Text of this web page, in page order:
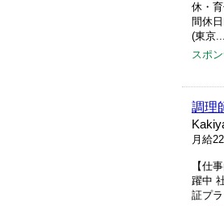
休・
間休
(東京...
スポ
調理
月給
【仕
躍中
証プ